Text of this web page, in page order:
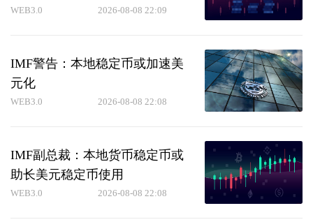
WEB3.0 2026-08-08 22:09
IMF警告：本地稳定币或加速美
元化
WEB3.0 2026-08-08 22:08
IMF副总裁：本地货币稳定币或
助长美元稳定币使用
WEB3.0 2026-08-08 22:08